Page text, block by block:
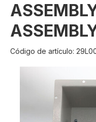
Código de artículo: